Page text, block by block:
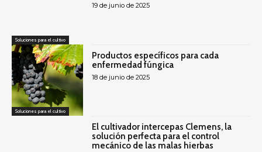
Soluciones para el cultivo
19 de junio de 2025
Soluciones para el cultivo
Productos específicos para cada
enfermedad fúngica
18 de junio de 2025
El cultivador intercepas Clemens, la
solución perfecta para el control
mecánico de las malas hierbas